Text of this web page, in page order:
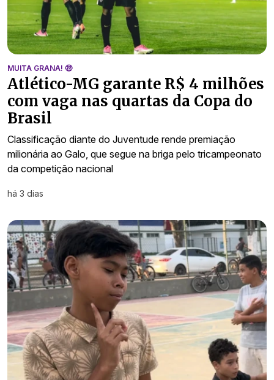
MUITA GRANA! 🤑
Atlético-MG garante R$ 4 milhões
com vaga nas quartas da Copa do
Brasil
Classificação diante do Juventude rende premiação
milionária ao Galo, que segue na briga pelo tricampeonato
da competição nacional
há 3 dias